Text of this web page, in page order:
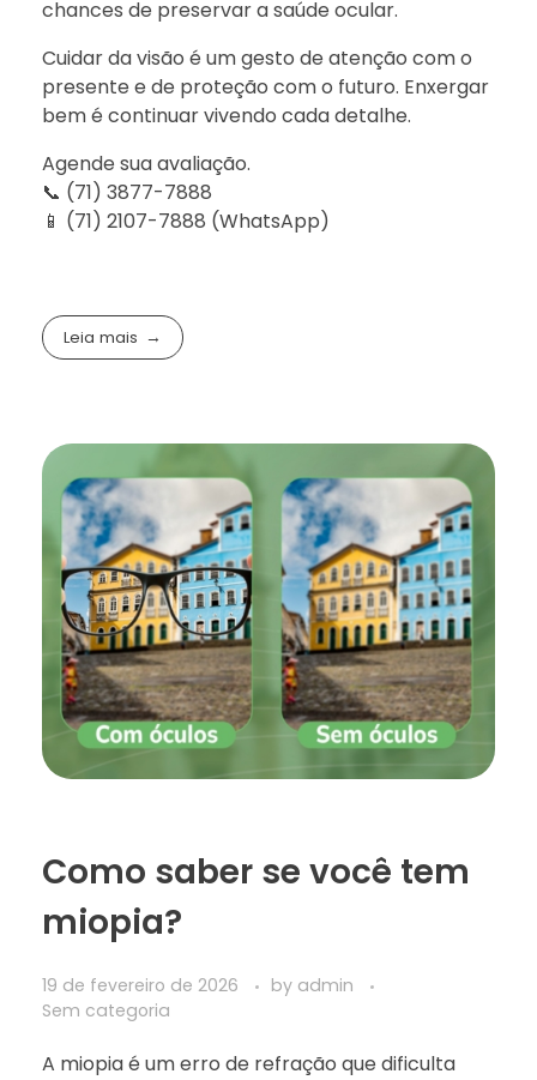
chances de preservar a saúde ocular.
Cuidar da visão é um gesto de atenção com o
presente e de proteção com o futuro. Enxergar
bem é continuar vivendo cada detalhe.
Agende sua avaliação.
📞 (71) 3877-7888
📱 (71) 2107-7888 (WhatsApp)
Leia mais
Como saber se você tem
miopia?
19 de fevereiro de 2026 by admin
Sem categoria
A miopia é um erro de refração que dificulta